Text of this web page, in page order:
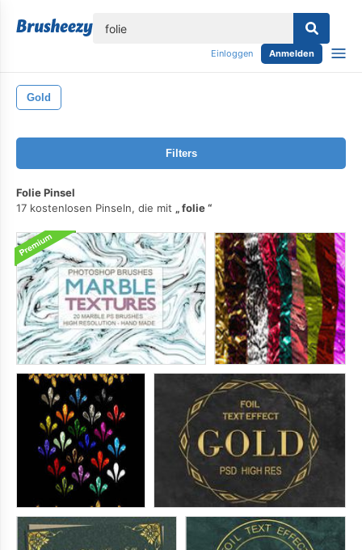
Einloggen Anmelden
Gold
Filters
Folie Pinsel
17 kostenlosen Pinseln, die mit
folie